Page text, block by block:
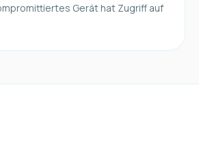
Gerät hat Zugriff auf